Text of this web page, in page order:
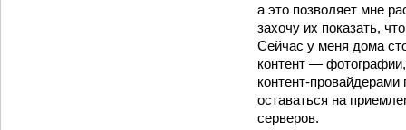
а это позволяет мне
захочу их показать,
Сейчас у меня дома
контент —
контент-
оставаться на
серверов.